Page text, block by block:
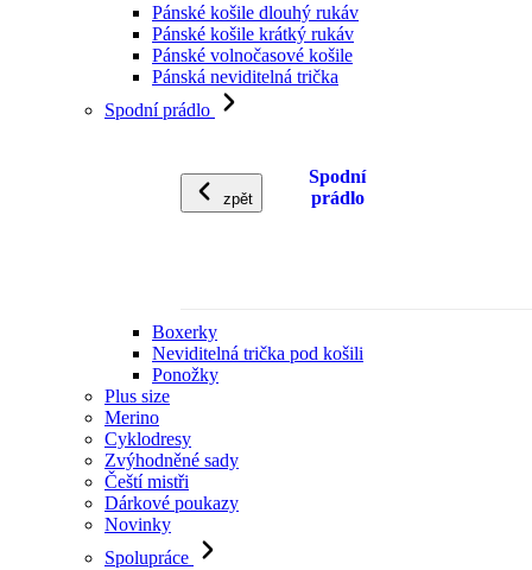
Pánské košile dlouhý rukáv
Pánské košile krátký rukáv
Pánské volnočasové košile
Pánská neviditelná trička
Spodní prádlo
zpět
Spodní
prádlo
Boxerky
Neviditelná trička pod košili
Ponožky
Plus size
Merino
Cyklodresy
Zvýhodněné sady
Čeští mistři
Dárkové poukazy
Novinky
Spolupráce